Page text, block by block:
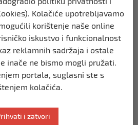
smo vojno uzvratiti
XIV izjavio da je situacija vrlo
Kolačiće upotrebljavamo
korištenje naše online
iskustvo i funkcionalnost
reklamnih sadržaja i ostale
inače ne bismo mogli pružati.
portala, suglasni ste s
kolačića.
i zatvori